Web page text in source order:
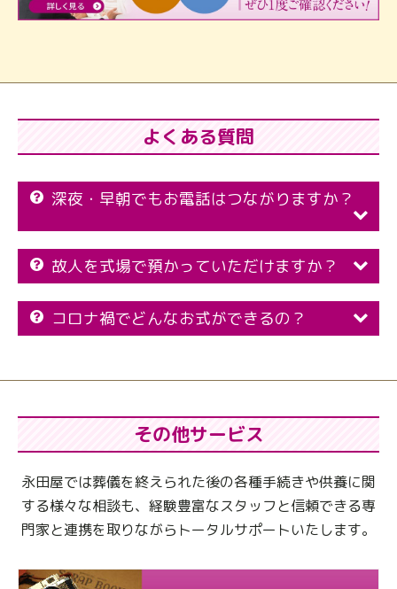
よくある質問
深夜・早朝でもお電話はつながりますか？
故人を式場で預かっていただけますか？
コロナ禍でどんなお式ができるの？
その他サービス
永田屋では葬儀を終えられた後の各種手続きや供養に関
する様々な相談も、 経験豊富なスタッフと信頼できる専
門家と連携を取りながらトータルサポートいたします。